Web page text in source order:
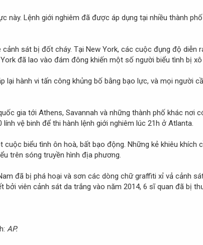
này. Lệnh giới nghiêm đã được áp dụng tại nhiều thành
sát bị đốt cháy. Tại New York, các cuộc đụng độ diễn
đã lao vào đám đông khiến một số người biểu tình bị
lại hành vi tấn công khủng bố bằng bạo lực, và mọi người
gia tới Athens, Savannah và những thành phố khác nơi
vệ binh để thi hành lệnh giới nghiêm lúc 21h ở Atlanta.
biểu tình ôn hoà, bất bạo động. Những kẻ khiêu khích
trên sóng truyền hình địa phương.
đã bị phá hoại và sơn các dòng chữ graffiti xỉ vả cảnh
bởi viên cảnh sát da trắng vào năm 2014, 6 sĩ quan đã bị
AP.